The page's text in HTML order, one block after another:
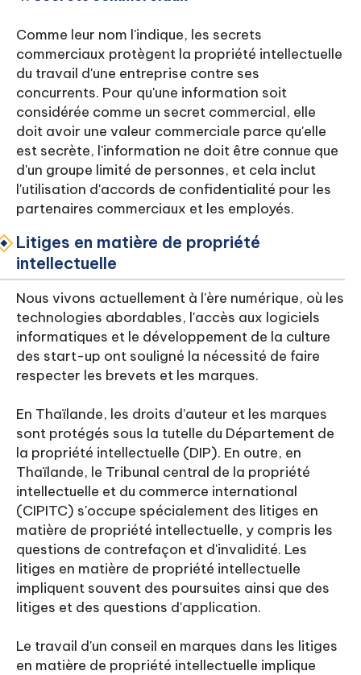
Comme leur nom l'indique, les secrets
commerciaux protègent la propriété intellectuelle
du travail d'une entreprise contre ses
concurrents. Pour qu'une information soit
considérée comme un secret commercial, elle
doit avoir une valeur commerciale parce qu'elle
est secrète, l'information ne doit être connue que
d'un groupe limité de personnes, et cela inclut
l'utilisation d'accords de confidentialité pour les
partenaires commerciaux et les employés.
Litiges en matière de propriété
intellectuelle
Nous vivons actuellement à l'ère numérique, où les
technologies abordables, l'accès aux logiciels
informatiques et le développement de la culture
des start-up ont souligné la nécessité de faire
respecter les brevets et les marques.
En Thaïlande, les droits d'auteur et les marques
sont protégés sous la tutelle du Département de
la propriété intellectuelle (DIP). En outre, en
Thaïlande, le Tribunal central de la propriété
intellectuelle et du commerce international
(CIPITC) s'occupe spécialement des litiges en
matière de propriété intellectuelle, y compris les
questions de contrefaçon et d'invalidité. Les
litiges en matière de propriété intellectuelle
impliquent souvent des poursuites ainsi que des
litiges et des questions d'application.
Le travail d'un conseil en marques dans les litiges
en matière de propriété intellectuelle implique